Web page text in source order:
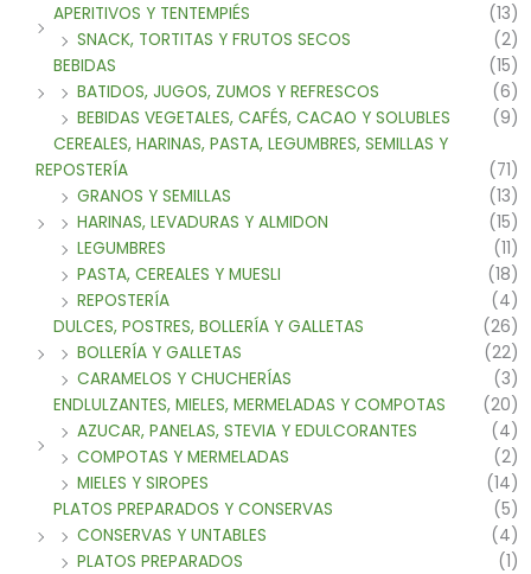
APERITIVOS Y TENTEMPIÉS
(13)
SNACK, TORTITAS Y FRUTOS SECOS
(2)
BEBIDAS
(15)
BATIDOS, JUGOS, ZUMOS Y REFRESCOS
(6)
BEBIDAS VEGETALES, CAFÉS, CACAO Y SOLUBLES
(9)
CEREALES, HARINAS, PASTA, LEGUMBRES, SEMILLAS Y
REPOSTERÍA
(71)
GRANOS Y SEMILLAS
(13)
HARINAS, LEVADURAS Y ALMIDON
(15)
LEGUMBRES
(11)
PASTA, CEREALES Y MUESLI
(18)
REPOSTERÍA
(4)
DULCES, POSTRES, BOLLERÍA Y GALLETAS
(26)
BOLLERÍA Y GALLETAS
(22)
CARAMELOS Y CHUCHERÍAS
(3)
ENDLULZANTES, MIELES, MERMELADAS Y COMPOTAS
(20)
AZUCAR, PANELAS, STEVIA Y EDULCORANTES
(4)
COMPOTAS Y MERMELADAS
(2)
MIELES Y SIROPES
(14)
PLATOS PREPARADOS Y CONSERVAS
(5)
CONSERVAS Y UNTABLES
(4)
PLATOS PREPARADOS
(1)